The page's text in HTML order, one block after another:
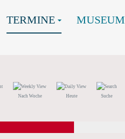
TERMINE MUSEUM
Nach Woche Heute Suche